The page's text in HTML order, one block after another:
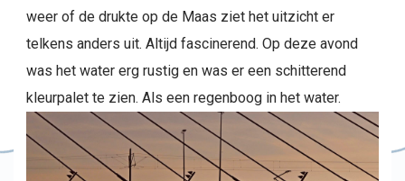
weer of de drukte op de Maas ziet het uitzicht er
telkens anders uit. Altijd fascinerend. Op deze avond
was het water erg rustig en was er een schitterend
kleurpalet te zien. Als een regenboog in het water.